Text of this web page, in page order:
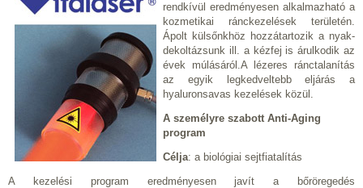
rendkívül eredményesen alkalmazható a
kozmetikai ránckezelések területén.
Ápolt külsőnkhöz hozzátartozik a nyak-
dekoltázsunk ill. a kézfej is árulkodik az
évek múlásáról.A lézeres ránctalanítás
az egyik legkedveltebb eljárás a
hyaluronsavas kezelések közül.
A személyre szabott Anti-Aging
program
Célja: a biológiai sejtfiatalítás
A kezelési program eredményesen javít a bőröregedés